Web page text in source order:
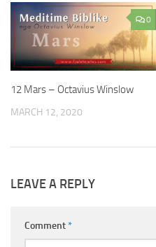
0
12 Mars – Octavius Winslow
MARCH 12, 2020
LEAVE A REPLY
Comment*